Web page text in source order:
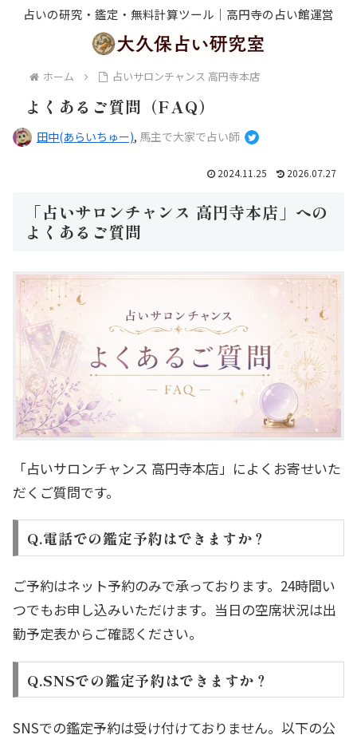
占いの研究・鑑定・無料計算ツール｜高円寺の占い館運営
ホーム 占いサロンチャンス 高円寺本店
よくあるご質問（FAQ）
田中(あらいちゅー), 馬主で大家で占い師
2024.11.25 2026.07.27
「占いサロンチャンス 高円寺本店」への
よくあるご質問
「占いサロンチャンス 高円寺本店」によくお寄せいた
だくご質問です。
Q.電話での鑑定予約はできますか？
ご予約はネット予約のみで承っております。24時間い
つでもお申し込みいただけます。当日の空席状況は出
勤予定表からご確認ください。
Q.SNSでの鑑定予約はできますか？
SNSでの鑑定予約は受け付けておりません。以下の公